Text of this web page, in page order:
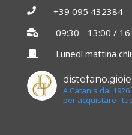
+39 095 432384
09:30 - 13:00 /
Lunedì mattina
A Catania dal 1926
per acquistare i